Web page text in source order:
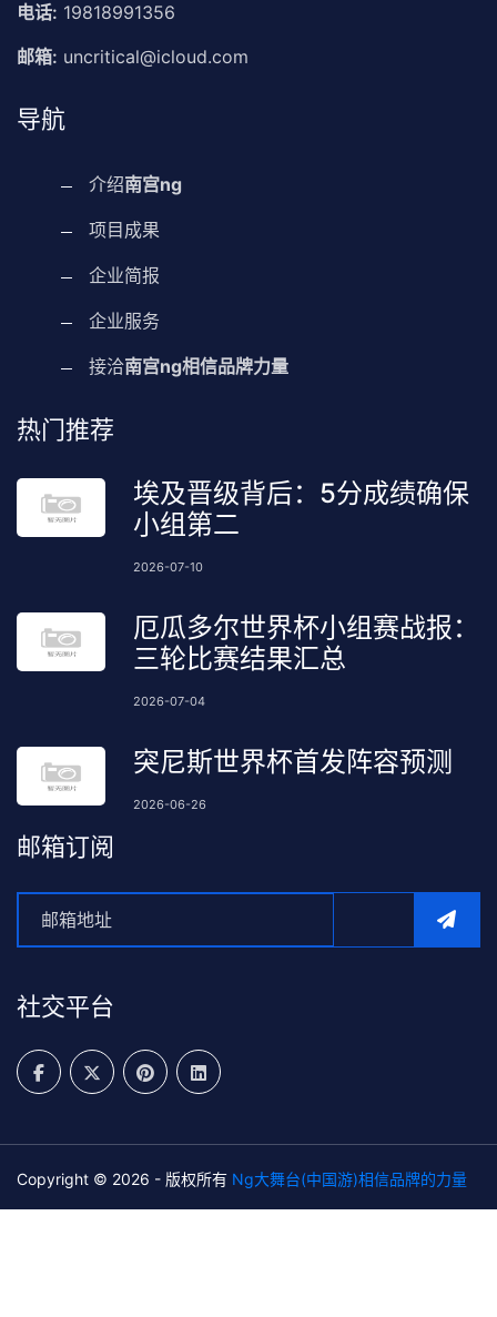
电话: 19818991356
邮箱: uncritical@icloud.com
导航
介绍南宫ng
项目成果
企业简报
企业服务
接洽南宫ng相信品牌力量
热门推荐
埃及晋级背后：5分成绩确保
小组第二
2026-07-10
厄瓜多尔世界杯小组赛战报：
三轮比赛结果汇总
2026-07-04
突尼斯世界杯首发阵容预测
2026-06-26
邮箱订阅
社交平台
Copyright © 2026 - 版权所有 Ng大舞台(中国游)相信品牌的力量